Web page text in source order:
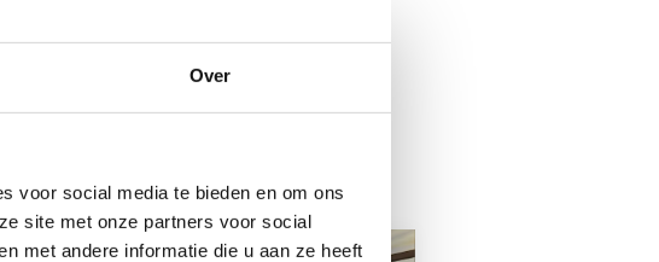
Over
voor social media te bieden en om ons
site met onze partners voor social
met andere informatie die u aan ze heeft